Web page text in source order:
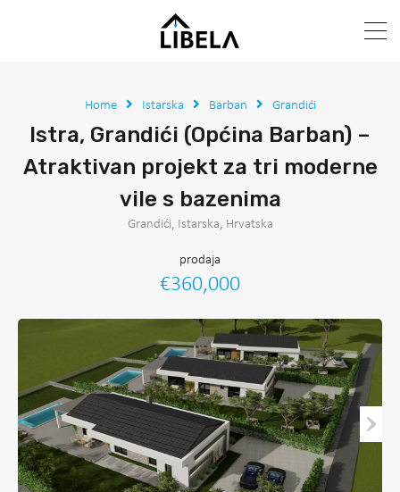
Home Istarska Barban Grandići
Istra, Grandići (Općina Barban) –
Atraktivan projekt za tri moderne
vile s bazenima
Grandići, Istarska, Hrvatska
prodaja
€360,000